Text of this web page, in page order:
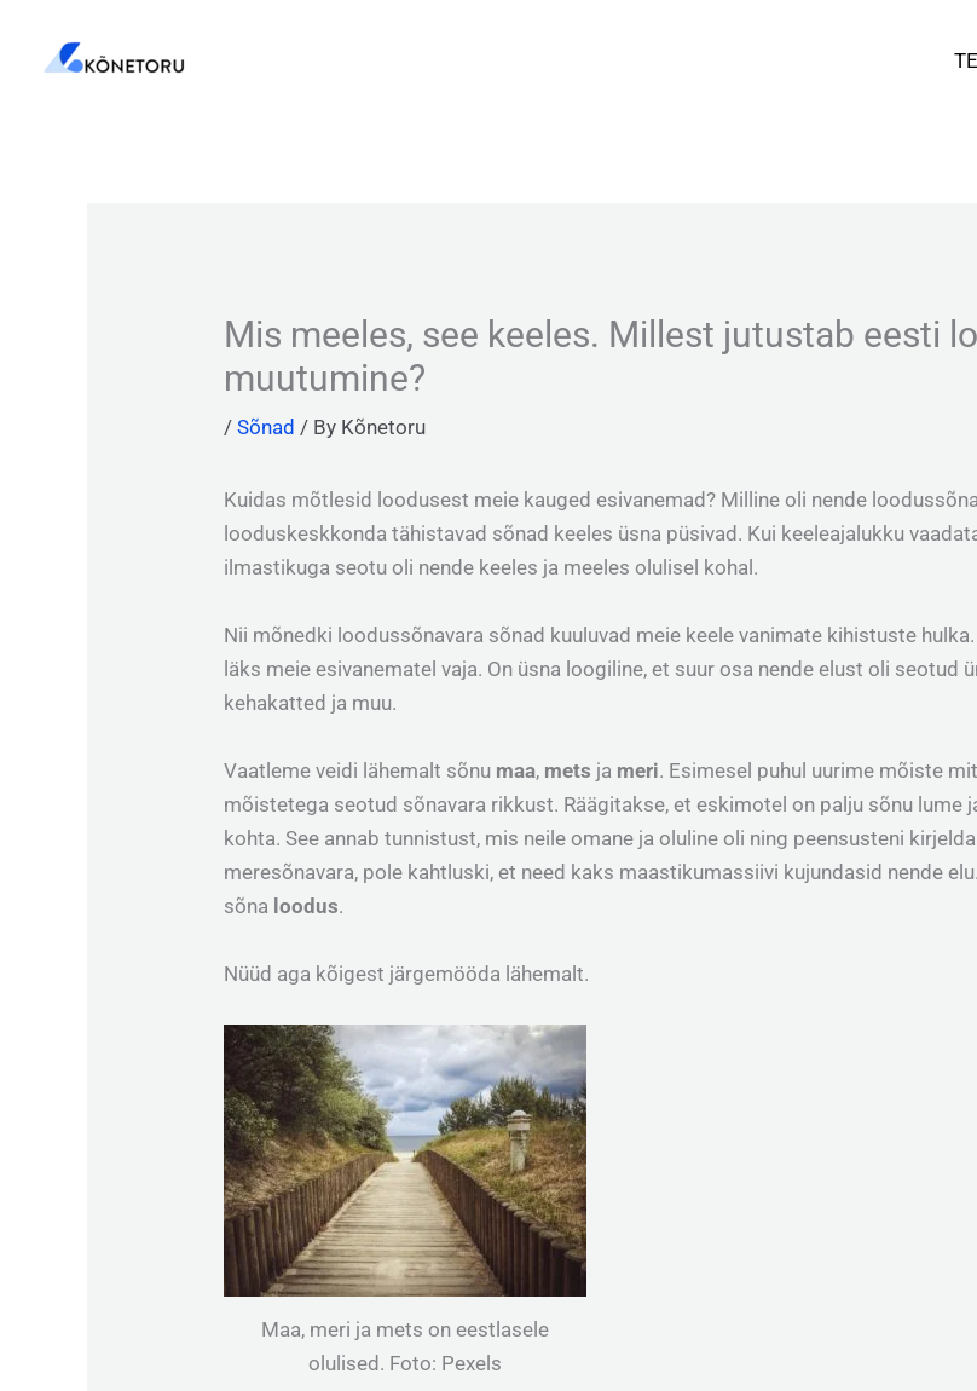
Mis meeles, see keeles. Millest jutustab eesti
muutumine?
/Sõnad / By Kõnetoru
Kuidas mõtlesid loodusest meie kauged esivanemad? Milline oli nende
looduskeskkonda tähistavad sõnad keeles üsna püsivad. Kui keeleajalukku
ilmastikuga seotu oli nende keeles ja meeles olulisel kohal.
Nii mõnedki loodussõnavara sõnad kuuluvad meie keele vanimate kihistuste
läks meie esivanematel vaja. On üsna loogiline, et suur osa nende elust oli
kehakatted ja muu.
Vaatleme veidi lähemalt sõnu maa, mets ja meri. Esimesel puhul uurime mõiste
mõistetega seotud sõnavara rikkust. Räägitakse, et eskimotel on palju sõnu lume
kohta. See annab tunnistust, mis neile omane ja oluline oli ning peensusteni
meresõnavara, pole kahtluski, et need kaks maastikumassiivi kujundasid nende
sõna loodus.
Nüüd aga kõigest järgemööda lähemalt.
Maa, meri ja mets on eestlasele
olulised. Foto: Pexels